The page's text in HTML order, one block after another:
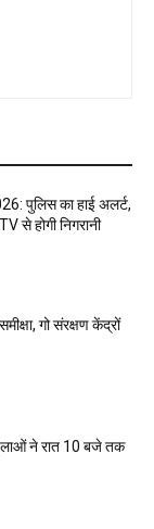
पुलिस का हाई अलर्ट,
से होगी निगरानी
गो संरक्षण केंद्रों
ने रात 10 बजे तक